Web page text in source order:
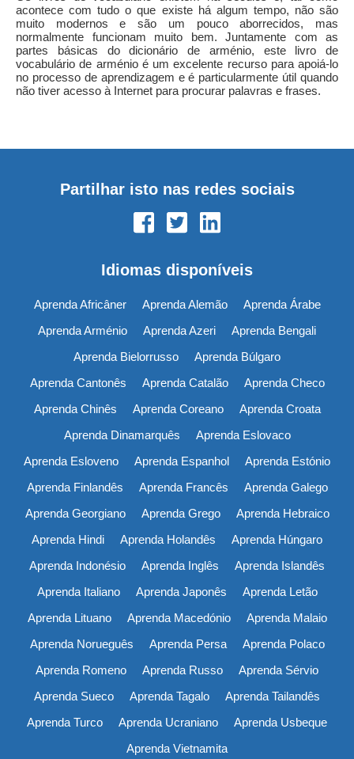
acontece com tudo o que existe há algum tempo, não são
muito modernos e são um pouco aborrecidos, mas
normalmente funcionam muito bem. Juntamente com as
partes básicas do dicionário de arménio, este livro de
vocabulário de arménio é um excelente recurso para apoiá-lo
no processo de aprendizagem e é particularmente útil quando
não tiver acesso à Internet para procurar palavras e frases.
Partilhar isto nas redes sociais
Idiomas disponíveis
Aprenda Africâner Aprenda Alemão
Aprenda Árabe
Aprenda Arménio
Aprenda Azeri
Aprenda Bengali
Aprenda Bielorrusso
Aprenda Búlgaro
Aprenda Cantonês
Aprenda Catalão
Aprenda Checo
Aprenda Chinês
Aprenda Coreano
Aprenda Croata
Aprenda Dinamarquês
Aprenda Eslovaco
Aprenda Esloveno
Aprenda Espanhol
Aprenda Estónio
Aprenda Finlandês
Aprenda Francês
Aprenda Galego
Aprenda Georgiano
Aprenda Grego
Aprenda Hebraico
Aprenda Hindi
Aprenda Holandês
Aprenda Húngaro
Aprenda Indonésio
Aprenda Inglês
Aprenda Islandês
Aprenda Italiano
Aprenda Japonês
Aprenda Letão
Aprenda Lituano
Aprenda Macedónio
Aprenda Malaio
Aprenda Norueguês
Aprenda Persa
Aprenda Polaco
Aprenda Romeno
Aprenda Russo
Aprenda Sérvio
Aprenda Sueco
Aprenda Tagalo
Aprenda Tailandês
Aprenda Turco
Aprenda Ucraniano
Aprenda Usbeque
Aprenda Vietnamita